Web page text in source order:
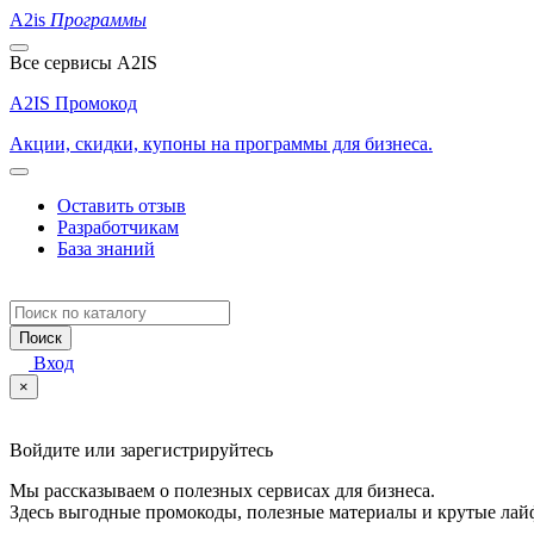
A2is Программы
Все сервисы A2IS
A2IS Промокод
Акции, скидки, купоны на программы для бизнеса.
Оставить отзыв
Разработчикам
База знаний
Поиск
Вход
×
Войдите или зарегистрируйтесь
Мы рассказываем о полезных сервисах для бизнеса.
Здесь выгодные промокоды, полезные материалы и крутые